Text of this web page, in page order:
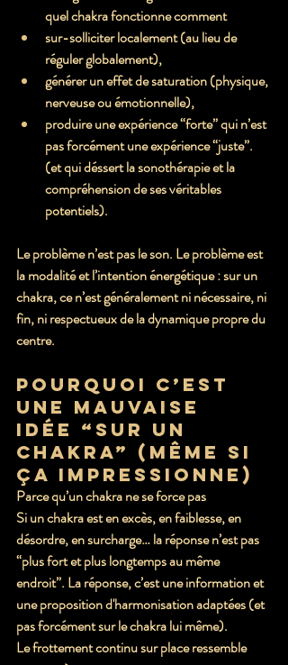
quel chakra fonctionne comment
sur-solliciter localement (au lieu de
réguler globalement),
générer un effet de saturation (physique,
nerveuse ou émotionnelle),
produire une expérience “forte” qui n’est
pas forcément une expérience “juste”.
(et qui déssert la sonothérapie et la
compréhension de ses véritables
potentiels).
Le problème n’est pas le son. Le problème est
la modalité et l’intention énergétique : sur un
chakra, ce n’est généralement ni nécessaire, ni
fin, ni respectueux de la dynamique propre du
centre.
Pourquoi c’est
une mauvaise
idée “sur un
chakra” (même si
ça impressionne)
Parce qu’un chakra ne se force pas
Si un chakra est en excès, en faiblesse, en
désordre, en surcharge… la réponse n’est pas
“plus fort et plus longtemps au même
endroit”. La réponse, c’est une information et
une proposition d'harmonisation adaptées (et
pas forcément sur le chakra lui même).
Le frottement continu sur place ressemble